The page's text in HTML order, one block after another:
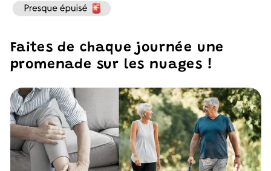
à
Pour
Femme
à
Pour
Femme
Faites de chaque journée une
promenade sur les nuages !